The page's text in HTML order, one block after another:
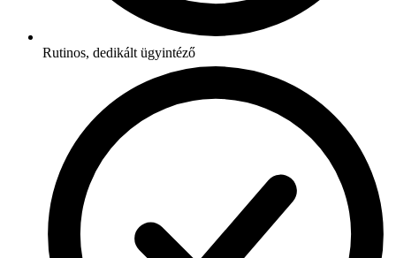
Rutinos, dedikált ügyintéző